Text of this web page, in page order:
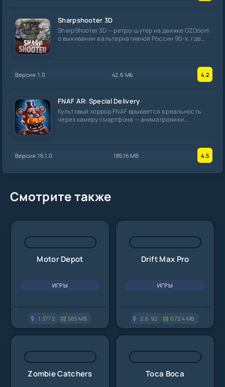
Sharpshooter 3D
SharpShooter 3D — ретро-шутер на движке GZDoom
о выживании в альтернативной России 90-х, где
Версия: 1.0 42.6 Mb 4.2
FNAF AR: Special Delivery
Культовый хоррор FNAF врывается в реальность
через камеру смартфона — аниматроники
Версия: 16.1.0 185.16 MB 4.5
Смотрите также
Motor Depot
ИГРЫ
1.3772 585 MB
Drift Max Pro
ИГРЫ
2.6.92 672.4 MB
Zombie Catchers Toca Boca